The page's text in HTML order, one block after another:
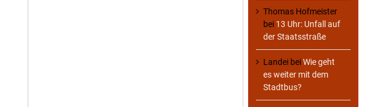
Thomas Hofmeister
bei 13 Uhr: Unfall auf
der Staatsstraße
Landei beiWie geht
es weiter mit dem
Stadtbus?